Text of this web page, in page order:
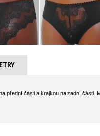
přední části a krajkou na zadní části.